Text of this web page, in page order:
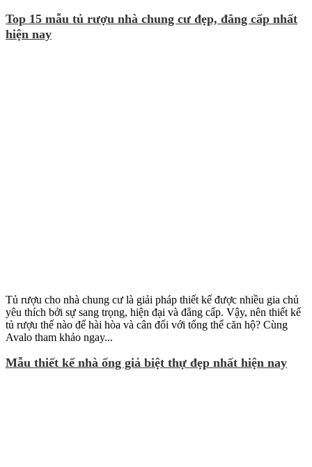
Top 15 mẫu tủ rượu nhà chung cư đẹp, đẳng cấp nhất
hiện nay
Tủ rượu cho nhà chung cư là giải pháp thiết kế được nhiều gia chủ
yêu thích bởi sự sang trọng, hiện đại và đẳng cấp. Vậy, nên thiết kế
tủ rượu thế nào để hài hòa và cân đối với tổng thể căn hộ? Cùng
Avalo tham khảo ngay...
Mẫu thiết kế nhà ống giả biệt thự đẹp nhất hiện nay